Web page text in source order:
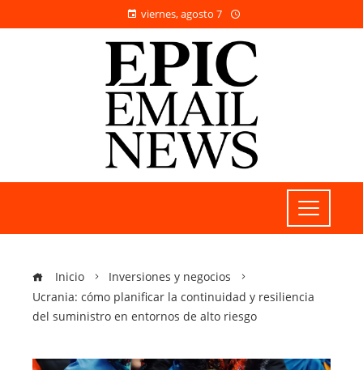
viernes, agosto 7
Inicio
Inversiones y negocios
Ucrania: cómo planificar la continuidad y resiliencia
del suministro en entornos de alto riesgo